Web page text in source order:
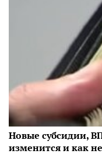
Новые субсидии,
изменится и как